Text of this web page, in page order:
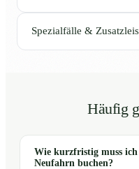
Spezialfälle &
Häufig
Wie kurzfristig muss
Neufahrn buchen?